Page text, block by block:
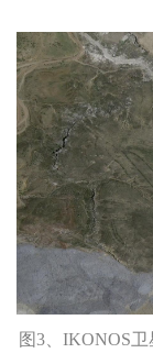
图3、IKONOS